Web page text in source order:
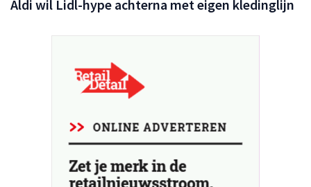
Aldi wil Lidl-hype achterna met eigen kledinglijn